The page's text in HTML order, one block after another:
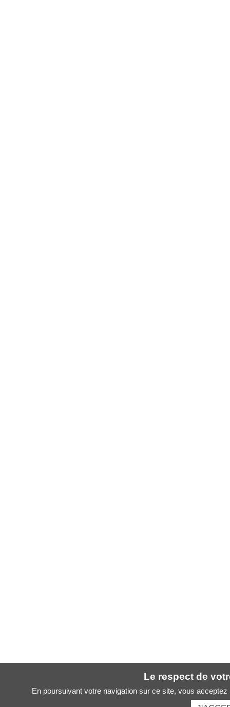
Le respect de
En poursuivant votre navigation sur ce site, vous